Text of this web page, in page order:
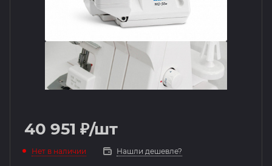
40 951 ₽/шт
Нет в наличии Нашли дешевле?